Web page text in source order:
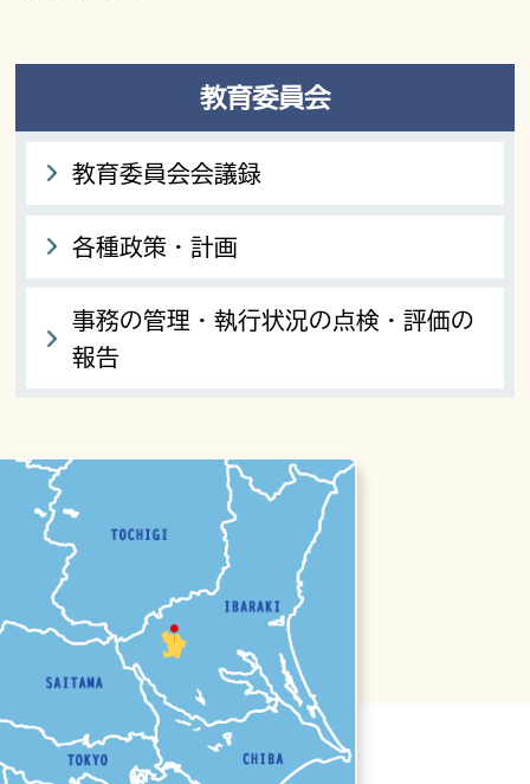
教育委員会
教育委員会会議録
各種政策・計画
事務の管理・執行状況の点検・評価の
報告